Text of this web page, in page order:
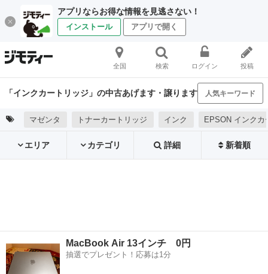
アプリならお得な情報を見逃さない！
インストール アプリで開く
全国 検索 ログイン 投稿
「インクカートリッジ」の中古あげます・譲ります 人気キーワード
マゼンタ トナーカートリッジ インク EPSON インクカ
エリア カテゴリ 詳細 新着順
MacBook Air 13インチ 0円
抽選でプレゼント！応募は1分